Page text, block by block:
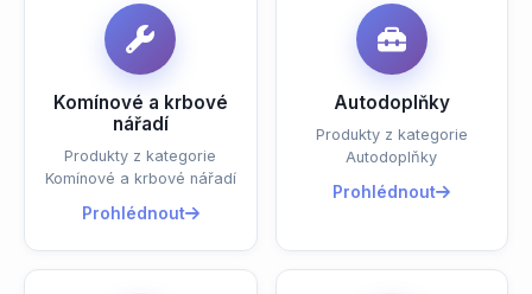
Komínové a krbové
nářadí
Produkty z kategorie
Komínové a krbové nářadí
Prohlédnout
Autodoplňky
Produkty z kategorie
Autodoplňky
Prohlédnout